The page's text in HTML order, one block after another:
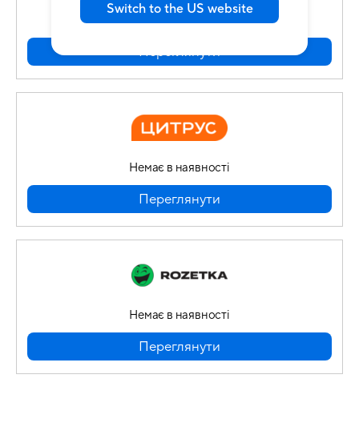
Switch to the US website
Немає в наявності
Переглянути
Немає в наявності
Переглянути
Немає в наявності
Переглянути